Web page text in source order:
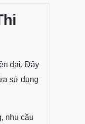
đại. Đây
sử dụng
nhu cầu